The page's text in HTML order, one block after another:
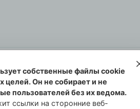
2026
2013 г.
в сфере
собственные файлы cookie
целей. Он не собирает и не
пользователей без их ведома.
ссылки на сторонние веб-